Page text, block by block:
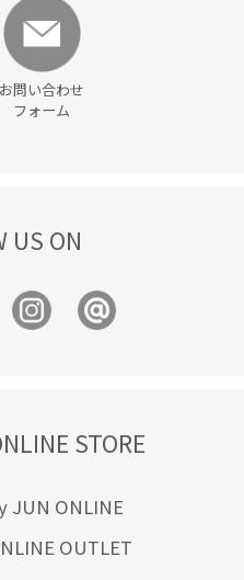
お問い合わせ
フォーム
US ON
STORE
JUN ONLINE
OUTLET